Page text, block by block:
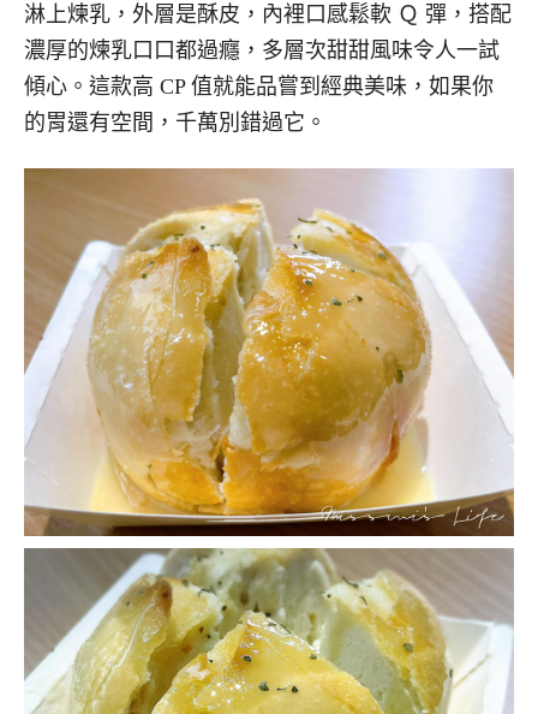
淋上煉乳，外層是酥皮，內裡口感鬆軟 Ｑ 彈，搭配
濃厚的煉乳口口都過癮，多層次甜甜風味令人一試
傾心。這款高 CP 值就能品嘗到經典美味，如果你
的胃還有空間，千萬別錯過它。